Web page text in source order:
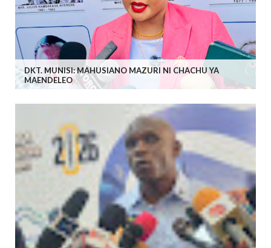
DKT. MUNISI: MAHUSIANO MAZURI NI CHACHU YA
MAENDELEO